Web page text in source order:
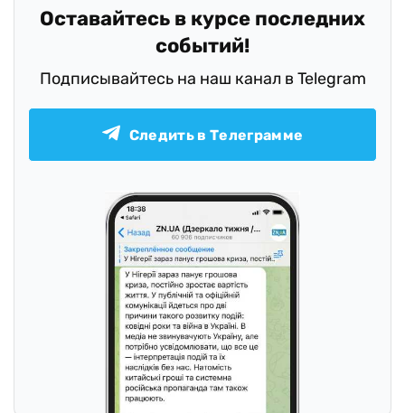
Оставайтесь в курсе последних
событий!
Подписывайтесь на наш канал в Telegram
Следить в Телеграмме